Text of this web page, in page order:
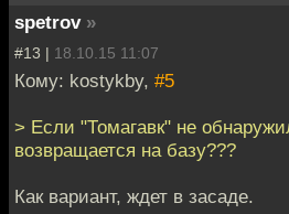
spetrov »
#13 | 18.10.15 11:07
Кому: kostykby, #5
> Если "Томагавк" не
возвращается на базу???
Как вариант, ждет в засаде.